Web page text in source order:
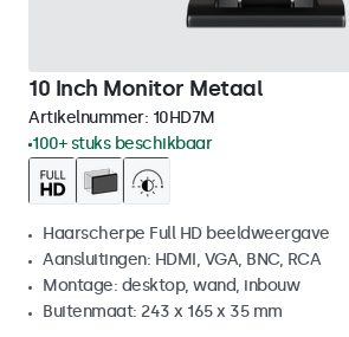
10 Inch Monitor Metaal
Artikelnummer: 10HD7M
100+ stuks beschikbaar
Haarscherpe Full HD beeldweergave
Aansluitingen: HDMI, VGA, BNC, RCA
Montage: desktop, wand, inbouw
Buitenmaat: 243 x 165 x 35 mm